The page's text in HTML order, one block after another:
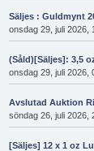
Säljes : Guldmynt
onsdag 29, juli 2026,
(Såld)[Säljes]: 3,5
onsdag 29, juli 2026,
Avslutad Auktion
söndag 26, juli 2026,
[Säljes] 12 x 1 oz